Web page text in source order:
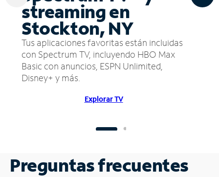
streaming en
Stockton, NY
Tus aplicaciones favoritas están incluidas
con Spectrum TV, incluyendo HBO Max
Basic con anuncios, ESPN Unlimited,
Disney+ y más.
Explorar TV
Preguntas frecuentes